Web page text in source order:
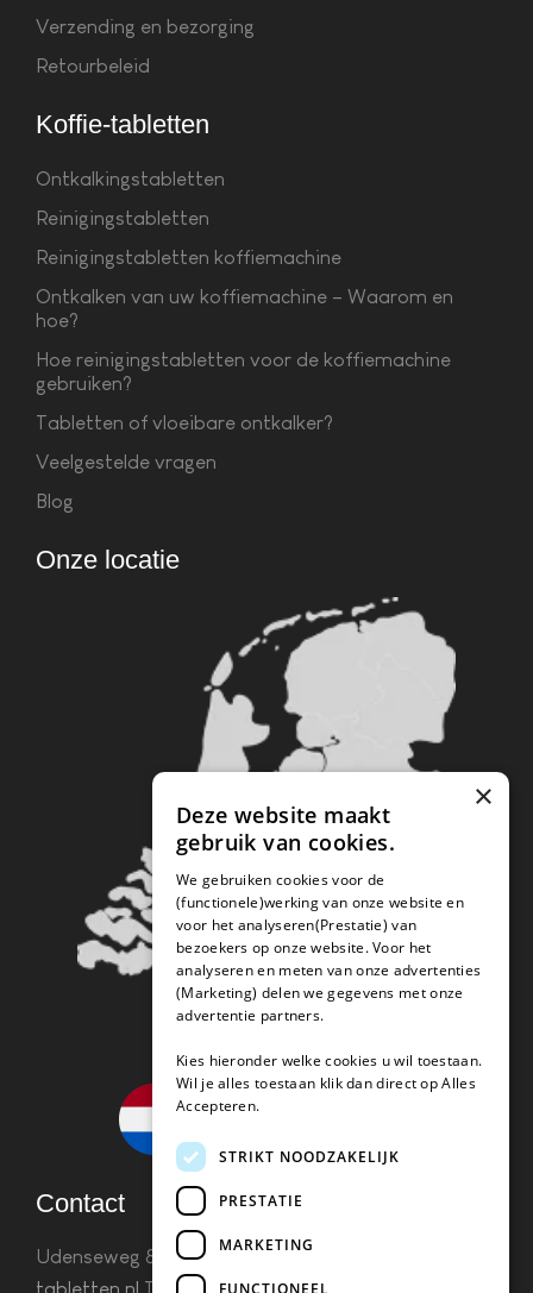
Verzending en bezorging
Retourbeleid
Koffie-tabletten
Ontkalkingstabletten
Reinigingstabletten
Reinigingstabletten koffiemachine
Ontkalken van uw koffiemachine – Waarom en
hoe?
Hoe reinigingstabletten voor de koffiemachine
gebruiken?
Tabletten of vloeibare ontkalker?
Veelgestelde vragen
Blog
Onze locatie
Contact
Udenseweg 8B 5405 PA Udeninfo(@)koffie-
×
Deze website maakt
gebruik van cookies.
We gebruiken cookies voor de
(functionele)werking van onze website en
voor het analyseren(Prestatie) van
bezoekers op onze website. Voor het
analyseren en meten van onze advertenties
(Marketing) delen we gegevens met onze
advertentie partners.
Kies hieronder welke cookies u wil toestaan.
Wil je alles toestaan klik dan direct op Alles
Accepteren.
STRIKT NOODZAKELIJK
PRESTATIE
MARKETING
FUNCTIONEEL